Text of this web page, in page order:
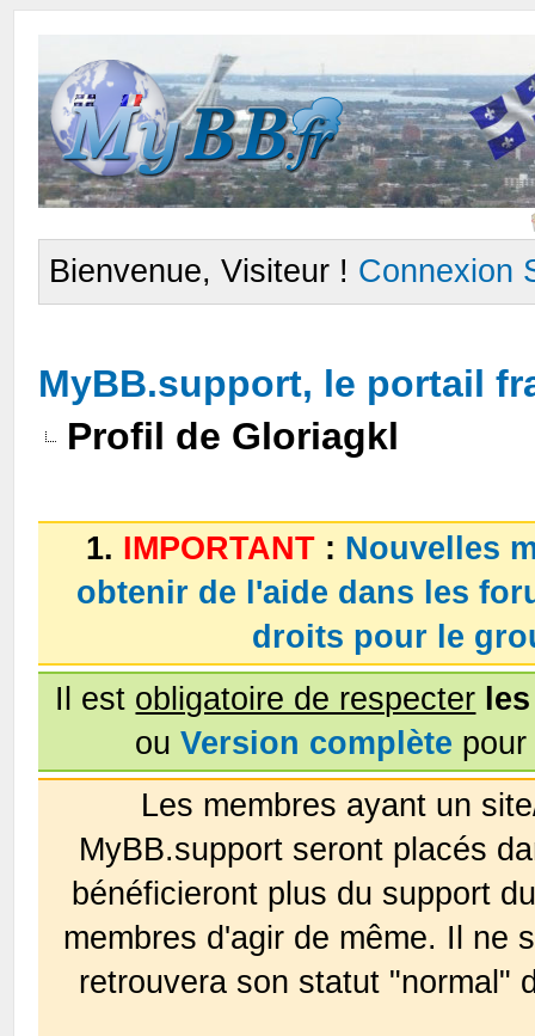
Bienvenue, Visiteur ! Connexion
MyBB.support, le portail
Profil de Gloriagkl
1. IMPORTANT : Nouvelles
obtenir de l'aide dans les
droits pour le
Il est obligatoire de respecter
ouVersion complète
Les membres ayant un
MyBB.support seront placés
bénéficieront plus du support
membres d'agir de même. Il ne
retrouvera son statut "normal"